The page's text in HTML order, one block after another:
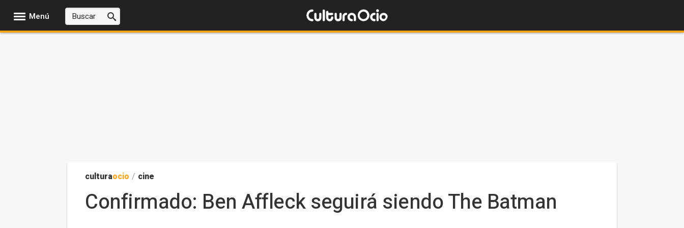
Menú
culturaocio / cine
Confirmado: Ben Affleck seguirá siendo The Batman